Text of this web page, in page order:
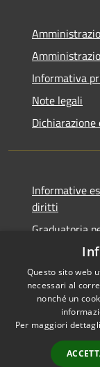
Informativa
Note legali
Informative
diritti
Graduatoria
Accessibilità
Questo sito web
necessari al
nonché un
Per maggiori